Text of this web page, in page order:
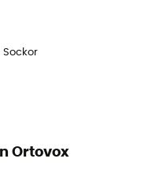
Sockor
Ortovox